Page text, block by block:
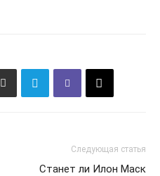
Следующая статья
Станет ли Илон Маск